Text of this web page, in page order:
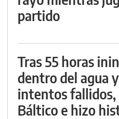
partido
Tras 55 horas
dentro del agua
intentos fallidos,
Báltico e hizo